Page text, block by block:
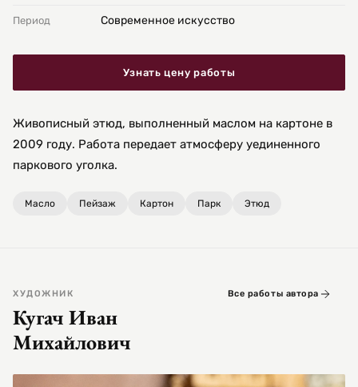
Период Современное искусство
Узнать цену работы
Живописный этюд, выполненный маслом на картоне в
2009 году. Работа передает атмосферу уединенного
паркового уголка.
Масло Пейзаж Картон Парк Этюд
ХУДОЖНИК
Кугач Иван
Михайлович
Все работы автора